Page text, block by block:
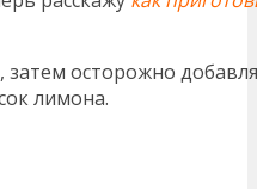
осторожно
лимона.